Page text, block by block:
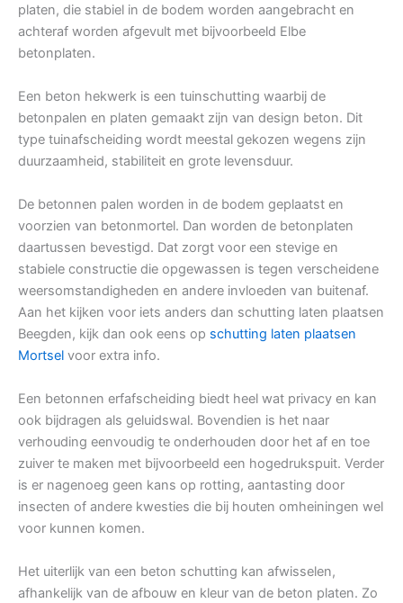
platen, die stabiel in de bodem worden aangebracht en
achteraf worden afgevult met bijvoorbeeld Elbe
betonplaten.
Een beton hekwerk is een tuinschutting waarbij de
betonpalen en platen gemaakt zijn van design beton. Dit
type tuinafscheiding wordt meestal gekozen wegens zijn
duurzaamheid, stabiliteit en grote levensduur.
De betonnen palen worden in de bodem geplaatst en
voorzien van betonmortel. Dan worden de betonplaten
daartussen bevestigd. Dat zorgt voor een stevige en
stabiele constructie die opgewassen is tegen verscheidene
weersomstandigheden en andere invloeden van buitenaf.
Aan het kijken voor iets anders dan schutting laten plaatsen
Beegden, kijk dan ook eens op schutting laten plaatsen
Mortsel voor extra info.
Een betonnen erfafscheiding biedt heel wat privacy en kan
ook bijdragen als geluidswal. Bovendien is het naar
verhouding eenvoudig te onderhouden door het af en toe
zuiver te maken met bijvoorbeeld een hogedrukspuit. Verder
is er nagenoeg geen kans op rotting, aantasting door
insecten of andere kwesties die bij houten omheiningen wel
voor kunnen komen.
Het uiterlijk van een beton schutting kan afwisselen,
afhankelijk van de afbouw en kleur van de beton platen. Zo